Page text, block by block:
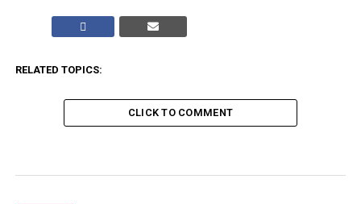
RELATED TOPICS:
CLICK TO COMMENT